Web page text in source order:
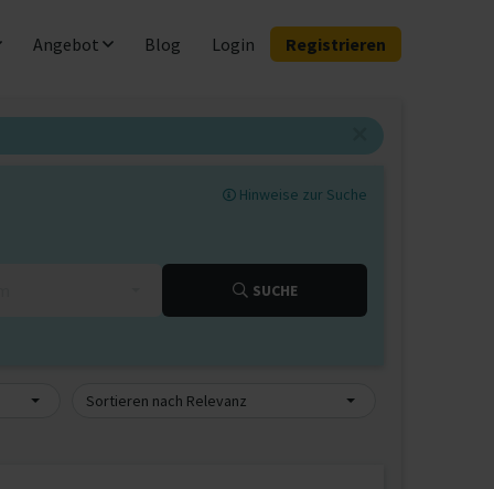
Angebot Blog Login Registrieren
Hinweise zur Suche
SUCHE
Sortieren nach Relevanz